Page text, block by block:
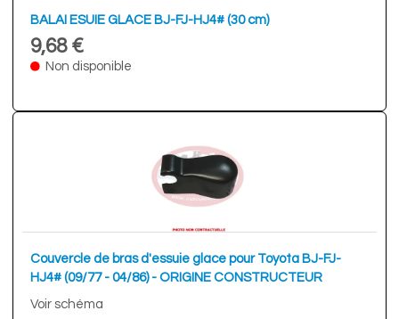
BALAI ESUIE GLACE BJ-FJ-HJ4# (30 cm)
9,68 €
Non disponible
Couvercle de bras d'essuie glace pour Toyota BJ-FJ-
HJ4# (09/77 - 04/86) - ORIGINE CONSTRUCTEUR
Voir schéma